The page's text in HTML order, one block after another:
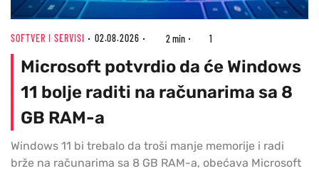
SOFTVER I SERVISI 02.08.2026 2 min 1
Microsoft potvrdio da će Windows
11 bolje raditi na računarima sa 8
GB RAM-a
Windows 11 bi trebalo da troši manje memorije i radi
brže na računarima sa 8 GB RAM-a, obećava Microsoft